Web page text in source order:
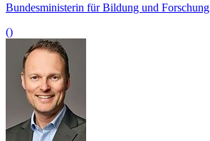
Bundesministerin für Bildung und Forschung
()